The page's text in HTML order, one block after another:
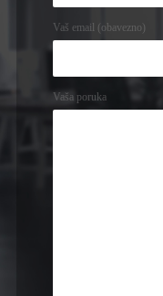
Vaš email (obavezno)
Vaša poruka